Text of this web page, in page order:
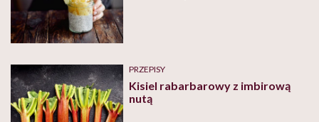
PRZEPISY
Kisiel rabarbarowy z imbirową
nutą